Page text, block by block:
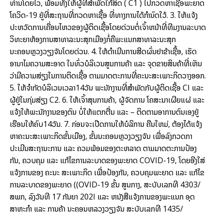
ທ່ານໂດຍໄວ, ພ້ອມທັງໃຫ້ຜູ້ທີ່ສໍາພັດໃກ້ສິດ ( C1 ) ໄປກວດຫາເຊື້ອພະຍາດ
ໂຄວິດ-19 ຢູ່ທີ່ສະຖານທີ່ກວດຫາເຊື້ອ ທີ່ທາງການໄດ້ກໍານົດໃວ້. 3. ໃຫ້ແຈ້ງ
ປະຫວັດການເຄື່ອນໄຫວຂອງຜູ້ຕິດເຊື້ອໂດຍດ່ວນຕໍ່ເຈົ້າຫນ້າທີ່ທີມງານລະບາດ
ວິທະຍາຫ້ອງການສາທາລະນະສຸກເມືອງກໍ່ຄືພະແນກສາທາລະນະສຸກ
ນະຄອນຫຼວງວຽງຈັນໂດຍດ່ວນ. 4. ໃຫ້ດໍາເນີນການສີດຜົ່ນຢາຂ້າເຊື້ອ, ເຮັດ
ອານາໄມຄວາມສະອາດ ໃນທົ່ວບໍລິເວນສູນການຄ້າ ແລະ ຈຸດຂາຍສິນຄ້າທີ່ເຫັນ
ວ່າມີຄວາມສ່ຽງໃນການຕິດເຊື້ອ ຕາມມາດຕະການທີ່ຄະນະສະເພາະກິດວາງອອກ.
5. ໃຫ້ຈໍາກັດບໍລິເວນເວລາ14ວັນ ພະນັກງານທີ່ສໍາພັດກັບຜູ້ຕິດເຊື້ອ CI ແລະ
ຜູ້ຢູ່ໃນກຸ່ມສ່ຽງ C2. 6. ໃຫ້ເຈົ້າສຸນການຄ້າ, ຜູ້ຈັດການ ໂຄສະນາເຜີຍແຜ່ ແລະ
ແຈ້ງໃຫ້ພະນັກງານຂອງຕົນ ບໍ່ໃຫ້ແຕກຕື່ນ ແລະ – ຕິດຕາມອາການຕົນເອງຢູ່
ເຮືອນໃຫ້ຄົບ14ວັນ. 7. ກ່ອນຈະເປີດການໃຫ້ບໍລິການ ຄືນໃຫມ່, ຕ້ອງໄດ້ແຈ້ງ
ຫາຄະນະສະເພາະກິດຂັ້ນເມືອງ, ຂັ້ນນະຄອນຫຼວງວຽງຈັນ ເພື່ອລົງກວດກາ
ປະເມີນສະຖານະການ ແລະ ຄວມພ້ອມຂອງຕະຫລາດ ຕາມມາດຕະການປ້ອງ
ກັນ, ຄວບຄຸມ ແລະ ແກ້ໄຂການລະບາດຂອງພະຍາດ COVID-19, ໂດຍອີງໃສ່
ແຈ້ງການຂອງ ຄະນະ ສະເພາະກິດ ເພື່ອປ້ອງກັນ, ຄວບຄຸມພະຍາດ ແລະ ແກ້ໄຂ
ການລະບາດຂອງພະຍາດ ((OVID-19 ຂັ້ນ ສູນກາງ, ສະບັບເລກທີ 4303/
ສພກ, ລົງວັນທີ 17 ກັນຍາ 202I ແລະ ຫນັງສືແຈ້ງການຂອງພະແນກ ອຸດ
ສາຫະກໍາ ແລະ ການຄ້າ ນະຄອນຫລວງວຽງຈັນ ສະບັບເລກທີ 1435/